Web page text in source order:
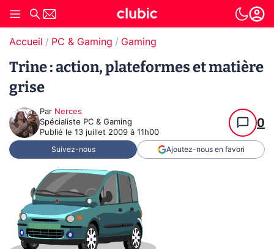
Accueil PC & Gaming Gaming
Trine : action, plateformes et matière
grise
Par Nerces
Spécialiste PC & Gaming
Publié le 13 juillet 2009 à 11h00
0
Suivez-nous Ajoutez-nous en favori